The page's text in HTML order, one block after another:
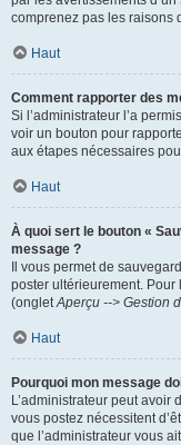
comprenez pas les raisons
Haut
Comment rapporter des
Si l’administrateur l’a
voir un bouton pour
aux étapes nécessaires
Haut
À quoi sert le bouton «
message ?
Il vous permet de
poster ultérieurement. Pour
(ongletAperçu --> Gestion
Haut
Pourquoi mon message
L’administrateur peut avoir
vous postez nécessitent
que l’administrateur vous